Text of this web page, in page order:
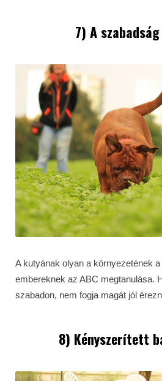
7) A
A kutyának olyan a környezetének
embereknek az ABC megtanulása.
szabadon, nem fogja magát jól
8) Kényszerített